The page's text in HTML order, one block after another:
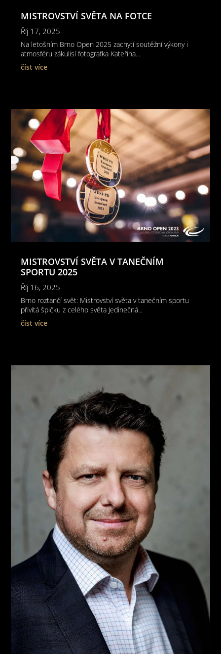
MISTROVSTVÍ SVĚTA NA FOTCE
Říj 17, 2025
Na letošním Brno Open 2025 zachytí soutěžní výkony i
atmosféru zákulisí fotografka Kateřina...
číst více
MISTROVSTVÍ SVĚTA V TANEČNÍM
SPORTU 2025
Říj 16, 2025
Brno roztančí svět: Mistrovství světa v tanečním sportu
přivítá špičku z celého světa Jedinečná...
číst více